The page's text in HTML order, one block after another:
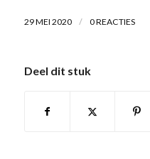
29 MEI 2020 / 0 REACTIES
Deel dit stuk